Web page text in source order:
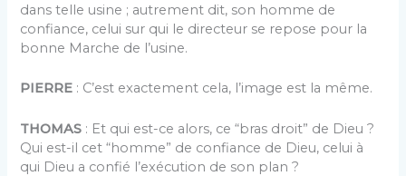
dans telle usine ; autrement dit, son homme de
confiance, celui sur qui le directeur se repose pour la
bonne Marche de l’usine.
PIERRE : C’est exactement cela, l’image est la même.
THOMAS : Et qui est-ce alors, ce “bras droit” de Dieu ?
Qui est-il cet “homme” de confiance de Dieu, celui à
qui Dieu a confié l’exécution de son plan ?